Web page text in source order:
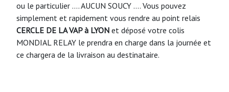
ou le particulier …. AUCUN SOUCY …. Vous pouvez
simplement et rapidement vous rendre au point relais
CERCLE DE LA VAP à LYON et déposé votre colis
MONDIAL RELAY le prendra en charge dans la journée et
ce chargera de la livraison au destinataire.